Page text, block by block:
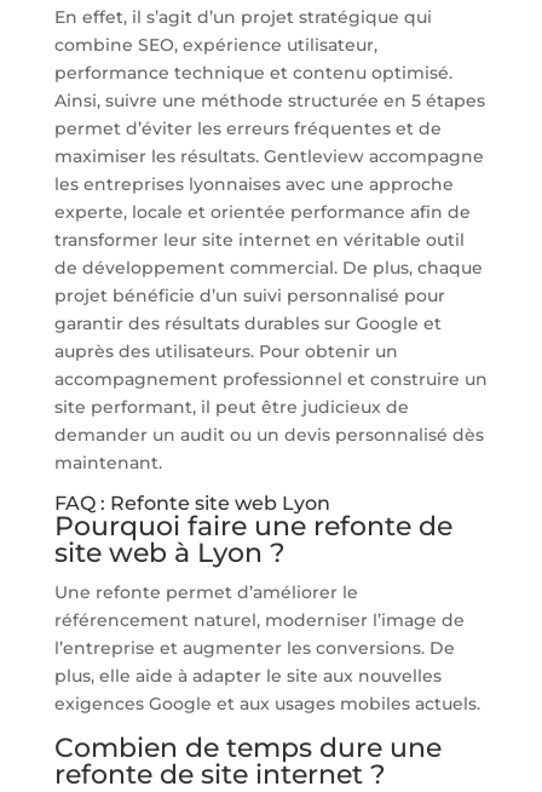
En effet, il s’agit d’un projet stratégique qui
combine SEO, expérience utilisateur,
performance technique et contenu optimisé.
Ainsi, suivre une méthode structurée en 5 étapes
permet d’éviter les erreurs fréquentes et de
maximiser les résultats. Gentleview accompagne
les entreprises lyonnaises avec une approche
experte, locale et orientée performance afin de
transformer leur site internet en véritable outil
de développement commercial. De plus, chaque
projet bénéficie d’un suivi personnalisé pour
garantir des résultats durables sur Google et
auprès des utilisateurs. Pour obtenir un
accompagnement professionnel et construire un
site performant, il peut être judicieux de
demander un audit ou un devis personnalisé dès
maintenant.
FAQ : Refonte site web Lyon
Pourquoi faire une refonte de
site web à Lyon ?
Une refonte permet d’améliorer le
référencement naturel, moderniser l’image de
l’entreprise et augmenter les conversions. De
plus, elle aide à adapter le site aux nouvelles
exigences Google et aux usages mobiles actuels.
Combien de temps dure une
refonte de site internet ?